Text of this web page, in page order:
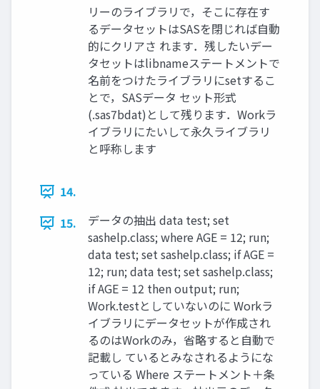
リーのライブラリで，そこに存在す
るデータセットはSASを閉じれば自動
的にクリアさ れます．残したいデー
タセットはlibnameステートメントで
名前をつけたライブラリにsetするこ
とで，SASデータ セット形式
(.sas7bdat)として残ります．Workラ
イブラリにたいして永久ライブラリ
と呼称します
14.
15.
データの抽出 data test; set
sashelp.class; where AGE = 12; run;
data test; set sashelp.class; if AGE =
12; run; data test; set sashelp.class;
if AGE = 12 then output; run;
Work.testとしていないのに Workラ
イブラリにデータセットが作成され
るのはWorkのみ，省略すると自動で
記載し ているとみなされるようにな
っている Where ステートメント＋条